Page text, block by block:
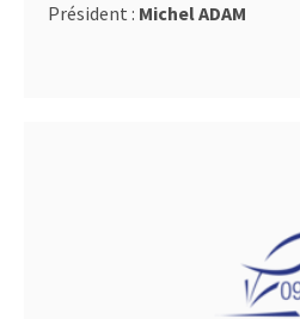
Président : Michel ADAM